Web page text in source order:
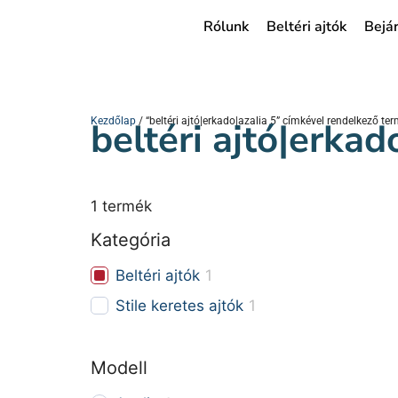
Rólunk Beltéri ajtók
Kezdőlap / “beltéri ajtó|erkado|azalia 5” címkével rendelkező
beltéri
1 termék
Kategória
Beltéri ajtók 1
Stile keretes ajtók 1
Modell